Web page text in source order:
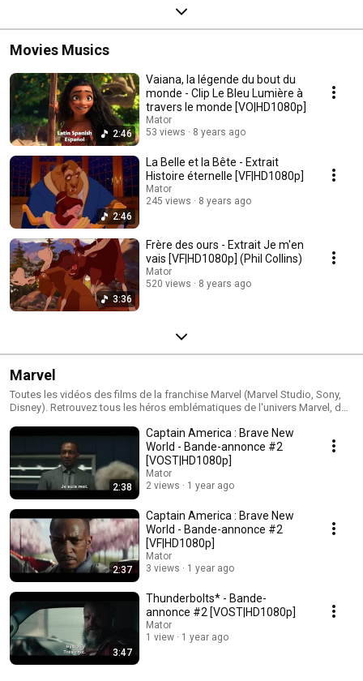
Movies Musics
2:46
Vaiana, la légende du bout du
monde - Clip Le Bleu Lumière à
travers le monde [VO|HD1080p]
Mator
53 views
8 years ago
2:46
La Belle et la Bête - Extrait
Histoire éternelle [VF|HD1080p]
Mator
245 views
8 years ago
3:36
Frère des ours - Extrait Je m'en
vais [VF|HD1080p] (Phil Collins)
Mator
520 views
8 years ago
Marvel
Toutes les vidéos des films de la franchise Marvel (Marvel Studio, Sony,
Disney). Retrouvez tous les héros emblématiques de l'univers Marvel, des
2:38
Captain America : Brave New
World - Bande-annonce #2
[VOST|HD1080p]
Mator
2 views
1 year ago
2:37
Captain America : Brave New
World - Bande-annonce #2
[VF|HD1080p]
Mator
3 views
1 year ago
3:47
Thunderbolts* - Bande-
annonce #2 [VOST|HD1080p]
Mator
1 view
1 year ago